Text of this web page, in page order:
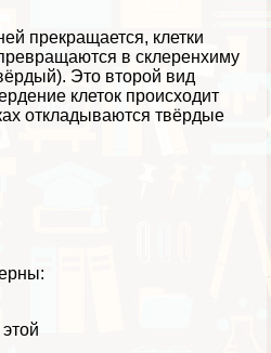
прекращается, клетки
в склеренхиму
Это второй вид
клеток происходит
откладываются твёрдые